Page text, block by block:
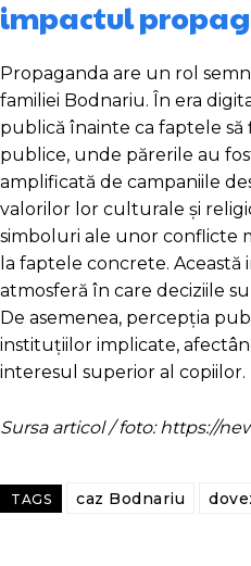
impactul
Propaganda are un rol
familiei Bodnariu. În era
publică înainte ca faptele să
publice, unde părerile au
amplificată de campaniile
valorilor lor culturale și
simboluri ale unor conflicte
la faptele concrete.
atmosferă în care deciziile
De asemenea, percepția
instituțiilor implicate,
interesul superior al copiilor.
Sursa articol / foto: https://
TAGS caz Bodnariu